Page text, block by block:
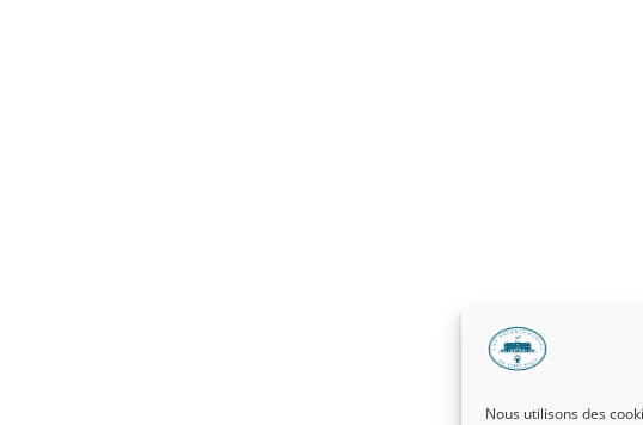
Nous utilisons des